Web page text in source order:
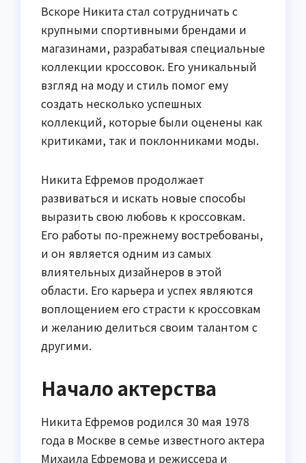
Вскоре Никита стал сотрудничать с
крупными спортивными брендами и
магазинами, разрабатывая специальные
коллекции кроссовок. Его уникальный
взгляд на моду и стиль помог ему
создать несколько успешных
коллекций, которые были оценены как
критиками, так и поклонниками моды.
Никита Ефремов продолжает
развиваться и искать новые способы
выразить свою любовь к кроссовкам.
Его работы по-прежнему востребованы,
и он является одним из самых
влиятельных дизайнеров в этой
области. Его карьера и успех являются
воплощением его страсти к кроссовкам
и желанию делиться своим талантом с
другими.
Начало актерства
Никита Ефремов родился 30 мая 1978
года в Москве в семье известного актера
Михаила Ефремова и режиссера и